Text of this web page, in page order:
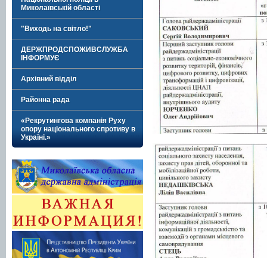
Миколаївській області
"Виходь на світло!"
ДЕРЖПРОДСПОЖИВСЛУЖБА
ІНФОРМУЄ
Архівний відділ
Районна рада
«Рекрутингова компанія Руху
опору національного спротиву в
Україні.»